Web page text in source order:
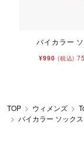
バイカラー
¥990 (税込)
TOP ウィメンズ
バイカラー ソックス